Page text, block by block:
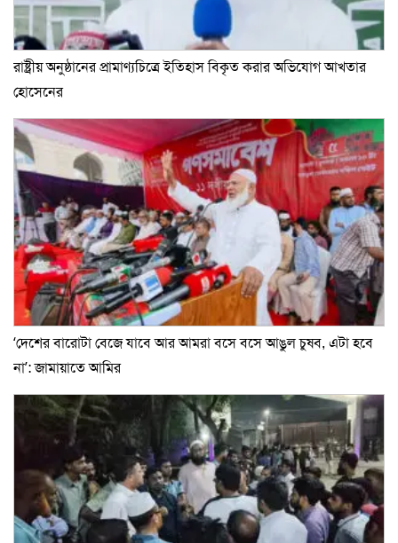
রাষ্ট্রীয় অনুষ্ঠানের প্রামাণ্যচিত্রে ইতিহাস বিকৃত করার অভিযোগ আখতার
হোসেনের
‘দেশের বারোটা বেজে যাবে আর আমরা বসে বসে আঙুল চুষব, এটা হবে
না’: জামায়াতে আমির